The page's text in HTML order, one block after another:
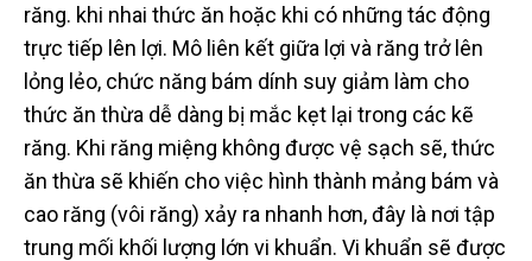
răng. khi nhai thức ăn hoặc khi có những tác động
trực tiếp lên lợi. Mô liên kết giữa lợi và răng trở lên
lỏng lẻo, chức năng bám dính suy giảm làm cho
thức ăn thừa dễ dàng bị mắc kẹt lại trong các kẽ
răng. Khi răng miệng không được vệ sạch sẽ, thức
ăn thừa sẽ khiến cho việc hình thành mảng bám và
cao răng (vôi răng) xảy ra nhanh hơn, đây là nơi tập
trung mối khối lượng lớn vi khuẩn. Vi khuẩn sẽ được